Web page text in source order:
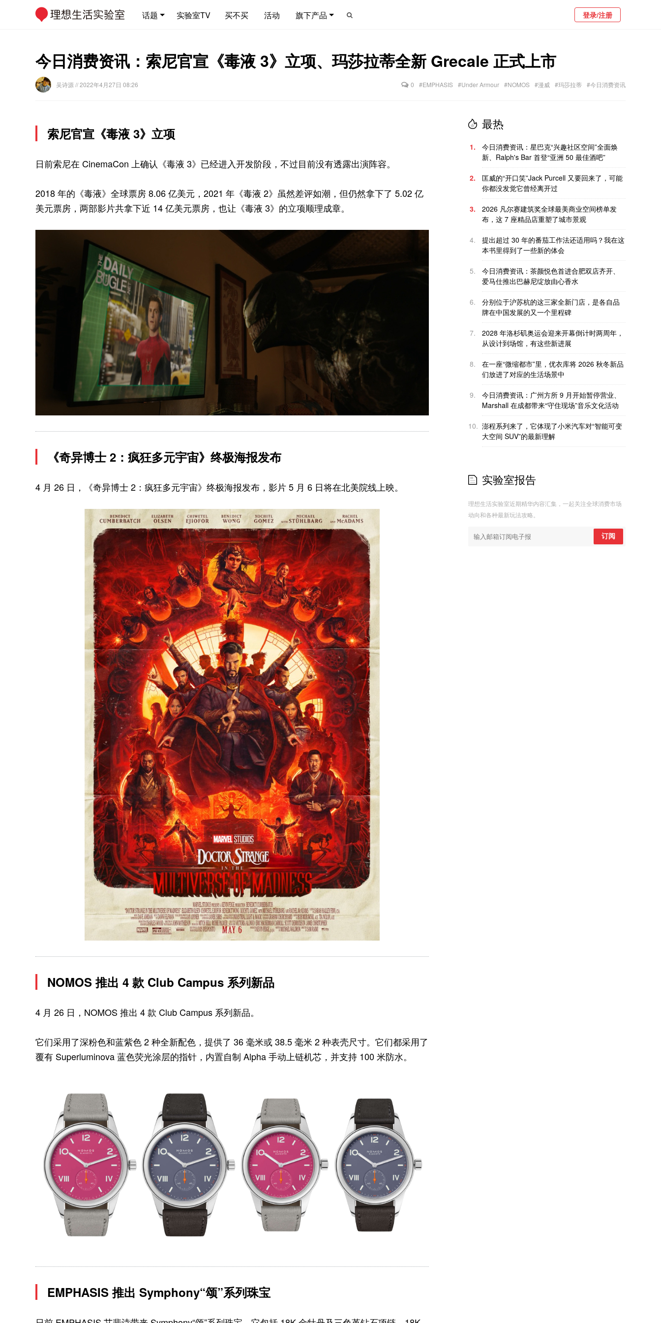
话题 实验室TV 买不买 活动 旗下产品 登录/注册
今日消费资讯：索尼官宣《毒液 3》立项、玛莎拉蒂全新 Grecale 正式上市
吴诗源 // 2022年4月27日 08:26 0 #EMPHASIS #Under Armour #NOMOS #漫威 #玛莎拉蒂 #今日消费资讯
索尼官宣《毒液 3》立项
日前索尼在 CinemaCon 上确认《毒液 3》已经进入开发阶段，不过目前没有透露出演阵容。
2018 年的《毒液》全球票房 8.06 亿美元，2021 年《毒液 2》虽然差评如潮，但仍然拿下了 5.02 亿
美元票房，两部影片共拿下近 14 亿美元票房，也让《毒液 3》的立项顺理成章。
《奇异博士 2：疯狂多元宇宙》终极海报发布
4 月 26 日，《奇异博士 2：疯狂多元宇宙》终极海报发布，影片 5 月 6 日将在北美院线上映。
NOMOS 推出 4 款 Club Campus 系列新品
4 月 26 日，NOMOS 推出 4 款 Club Campus 系列新品。
它们采用了深粉色和蓝紫色 2 种全新配色，提供了 36 毫米或 38.5 毫米 2 种表壳尺寸。它们都采用了
覆有 Superluminova 蓝色荧光涂层的指针，内置自制 Alpha 手动上链机芯，并支持 100 米防水。
EMPHASIS 推出 Symphony“颂”系列珠宝
最热
1.
今日消费资讯：星巴克“兴趣社区空间”全面焕
新、Ralph's Bar 首登“亚洲 50 最佳酒吧”
2.
匡威的“开口笑”Jack Purcell 又要回来了，可能
你都没发觉它曾经离开过
3.
2026 凡尔赛建筑奖全球最美商业空间榜单发
布，这 7 座精品店重塑了城市景观
4.
提出超过 30 年的番茄工作法还适用吗？我在这
本书里得到了一些新的体会
5.
今日消费资讯：茶颜悦色首进合肥双店齐开、
爱马仕推出巴赫尼绽放由心香水
6.
分别位于沪苏杭的这三家全新门店，是各自品
牌在中国发展的又一个里程碑
7.
2028 年洛杉矶奥运会迎来开幕倒计时两周年，
从设计到场馆，有这些新进展
8.
在一座“微缩都市”里，优衣库将 2026 秋冬新品
们放进了对应的生活场景中
9.
今日消费资讯：广州方所 9 月开始暂停营业、
Marshall 在成都带来“守住现场”音乐文化活动
10. 澎程系列来了，它体现了小米汽车对“智能可变
大空间 SUV”的最新理解
实验室报告
理想生活实验室近期精华内容汇集，一起关注全球消费市场
动向和各种最新玩法攻略。